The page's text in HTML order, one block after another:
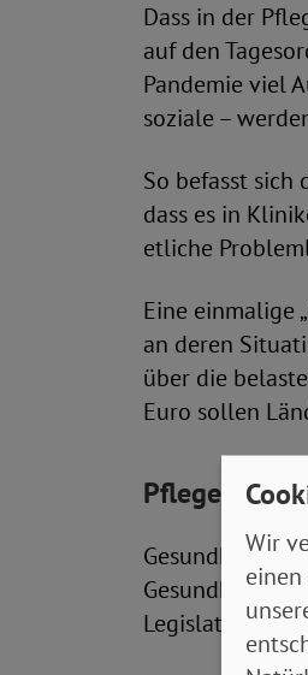
Dass in der
auf den
Pandemie viel
soziale –
So befasst sich
dass es in
etliche
Eine einmalige
an deren
über die
Euro sollen
Pflegebedarf
Legislatur noch
Wir